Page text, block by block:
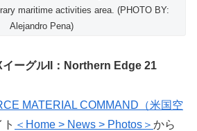
maritime activities area. (PHOTO BY:
Alejandro Pena)
ーグルII：Northern Edge 21
MATERIAL COMMAND（米国空
＜Home > News > Photos＞ から